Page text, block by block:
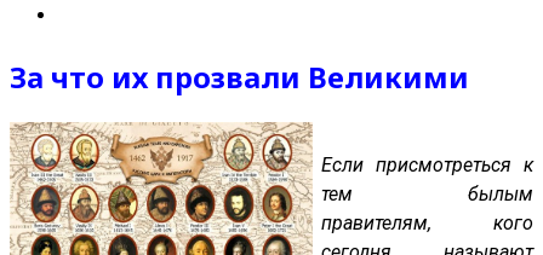
За что их прозвали Великими
Если присмотреться к
тем былым
правителям, кого